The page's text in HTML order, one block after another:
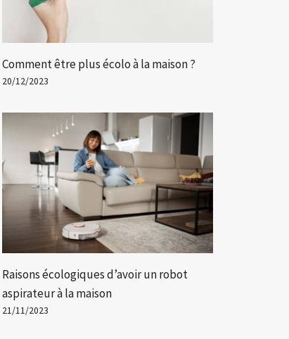
Comment être plus écolo à la maison ?
20/12/2023
Raisons écologiques d’avoir un robot
aspirateur à la maison
21/11/2023